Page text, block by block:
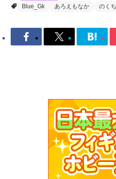
Blue_Gk あろえもなか のく